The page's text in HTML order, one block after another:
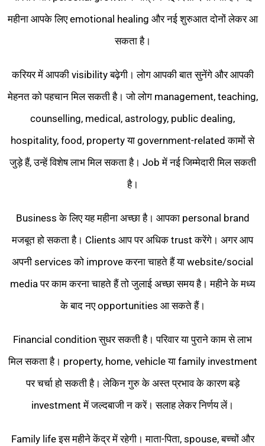
महीना आपके लिए emotional healing और नई शुरुआत दोनों लेकर आ
सकता है।
करियर में आपकी visibility बढ़ेगी। लोग आपकी बात सुनेंगे और आपकी
मेहनत को पहचान मिल सकती है। जो लोग management, teaching,
counselling, medical, astrology, public dealing,
hospitality, food, property या government-related कामों से
जुड़े हैं, उन्हें विशेष लाभ मिल सकता है। Job में नई जिम्मेदारी मिल सकती
है।
Business के लिए यह महीना अच्छा है। आपका personal brand
मजबूत हो सकता है। Clients आप पर अधिक trust करेंगे। अगर आप
अपनी services को improve करना चाहते हैं या website/social
media पर काम करना चाहते हैं तो जुलाई अच्छा समय है। महीने के मध्य
के बाद नए opportunities आ सकते हैं।
Financial condition सुधर सकती है। परिवार या पुराने काम से लाभ
मिल सकता है। property, home, vehicle या family investment
पर चर्चा हो सकती है। लेकिन गुरु के अस्त प्रभाव के कारण बड़े
investment में जल्दबाजी न करें। सलाह लेकर निर्णय लें।
Family life इस महीने केंद्र में रहेगी। माता-पिता, spouse, बच्चों और